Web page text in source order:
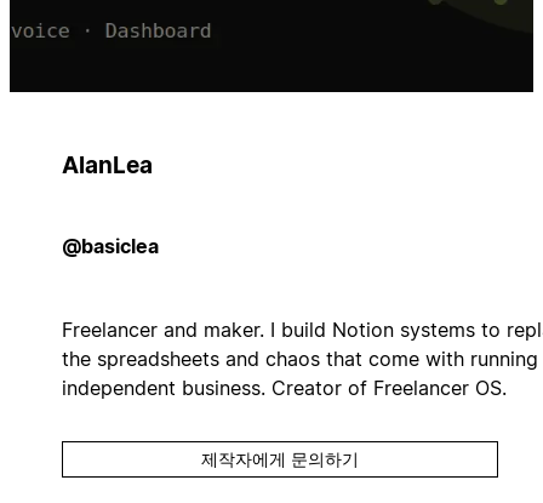
AlanLea
@basiclea
Freelancer and maker. I build Notion systems to
the spreadsheets and chaos that come with running
independent business. Creator of Freelancer OS.
제작자에게 문의하기